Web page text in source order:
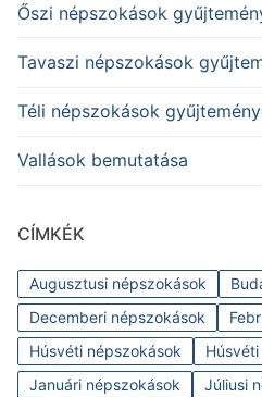
Őszi népszokások
Tavaszi népszokások
Téli népszokások
Vallások bemutatása
CÍMKÉK
Augusztusi népszokások
Decemberi népszokások
Húsvéti népszokások
Januári népszokások
Júliusi